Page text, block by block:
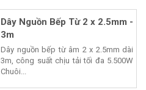
Dây Nguồn Bếp Từ 2 x 2.5mm -
3m
Dây nguồn bếp từ âm 2 x 2.5mm dài
3m, công suất chịu tải tối đa 5.500W
Chuôi...